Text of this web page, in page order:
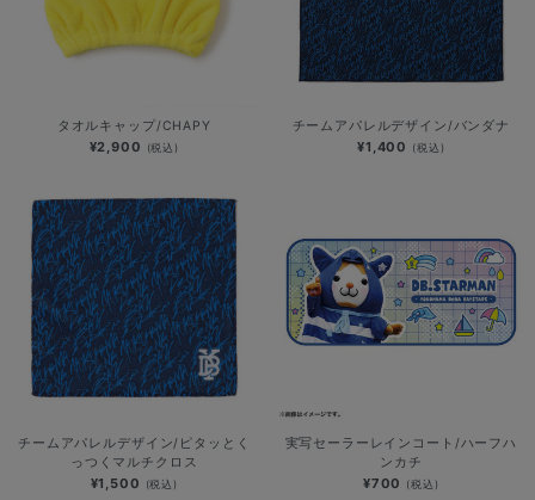
タオルキャップ/CHAPY
¥2,900 (税込)
チームアパレルデザイン/バンダナ
¥1,400 (税込)
チームアパレルデザイン/ピタッとく
っつくマルチクロス
¥1,500 (税込)
実写セーラーレインコート/ハーフハ
ンカチ
¥700 (税込)